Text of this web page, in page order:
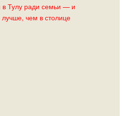
Тулу ради семьи — и
чем в столице